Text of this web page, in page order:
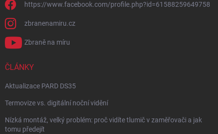
https://www.facebook.com/profile.php?id=61588259649758
zbranenamiru.cz
Zbraně na míru
ČLÁNKY
Aktualizace PARD DS35
Termovize vs. digitální noční vidění
Nízká montáž, velký problém: proč vidíte tlumič v zaměřovači a jak
tomu předejít